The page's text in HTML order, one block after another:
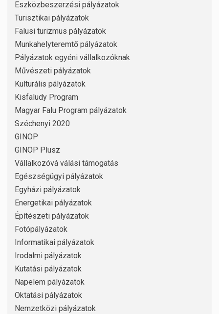
Eszközbeszerzési pályázatok
Turisztikai pályázatok
Falusi turizmus pályázatok
Munkahelyteremtő pályázatok
Pályázatok egyéni vállalkozóknak
Művészeti pályázatok
Kulturális pályázatok
Kisfaludy Program
Magyar Falu Program pályázatok
Széchenyi 2020
GINOP
GINOP Plusz
Vállalkozóvá válási támogatás
Egészségügyi pályázatok
Egyházi pályázatok
Energetikai pályázatok
Építészeti pályázatok
Fotópályázatok
Informatikai pályázatok
Irodalmi pályázatok
Kutatási pályázatok
Napelem pályázatok
Oktatási pályázatok
Nemzetközi pályázatok